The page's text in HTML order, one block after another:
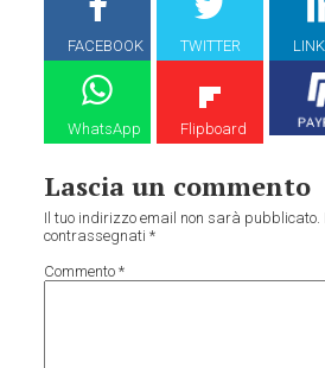
FACEBOOK TWITTER
WhatsApp Flipboard
Lascia un commento
Il tuo indirizzo email non sarà pubblicato.
contrassegnati*
Commento*